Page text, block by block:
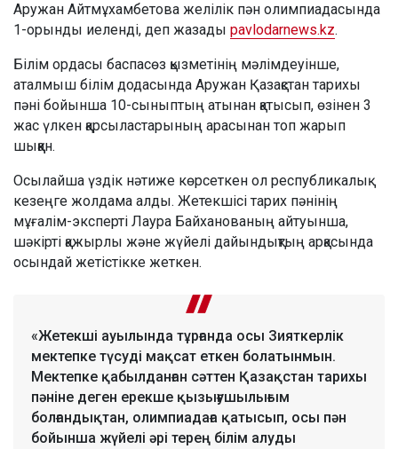
Аружан Айтмұхамбетова желілік пән олимпиадасында
1-орынды иеленді, деп жазады pavlodarnews.kz.
Білім ордасы баспасөз қызметінің мәлімдеуінше,
аталмыш білім додасында Аружан Қазақстан тарихы
пәні бойынша 10-сыныптың атынан қатысып, өзінен 3
жас үлкен қарсыластарының арасынан топ жарып
шыққан.
Осылайша үздік нәтиже көрсеткен ол республикалық
кезеңге жолдама алды. Жетекшісі тарих пәнінің
мұғалім-эксперті Лаура Байханованың айтуынша,
шәкірті қажырлы және жүйелі дайындықтың арқасында
осындай жетістікке жеткен.
«Жетекші ауылында тұрғанда осы Зияткерлік
мектепке түсуді мақсат еткен болатынмын.
Мектепке қабылданған сәттен Қазақстан тарихы
пәніне деген ерекше қызығушылығым
болғандықтан, олимпиадаға қатысып, осы пән
бойынша жүйелі әрі терең білім алуды